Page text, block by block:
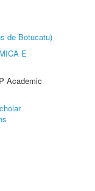
de Botucatu)
E
Academic